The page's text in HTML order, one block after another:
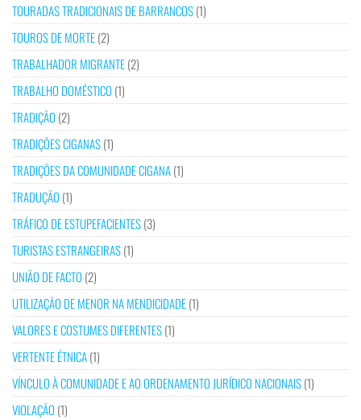
TOURADAS TRADICIONAIS DE BARRANCOS(1)
TOUROS DE MORTE(2)
TRABALHADOR MIGRANTE(2)
TRABALHO DOMÉSTICO (1)
TRADIÇÃO (2)
TRADIÇÕES CIGANAS(1)
TRADIÇÕES DA COMUNIDADE CIGANA(1)
TRADUÇÃO (1)
TRÁFICO DE ESTUPEFACIENTES(3)
TURISTAS ESTRANGEIRAS(1)
UNIÃO DE FACTO (2)
UTILIZAÇÃO DE MENOR NA MENDICIDADE(1)
VALORES E COSTUMES DIFERENTES(1)
VERTENTE ÉTNICA(1)
VÍNCULO À COMUNIDADE E AO ORDENAMENTO JURÍDICO NACIONAIS(1)
VIOLAÇÃO (1)